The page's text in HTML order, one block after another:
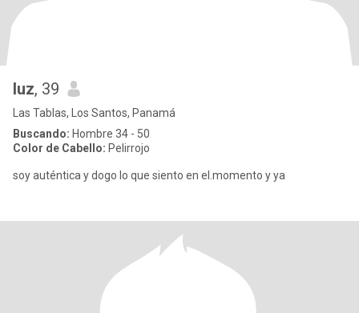
luz, 39
Las Tablas, Los Santos, Panamá
Buscando: Hombre 34 - 50
Color de Cabello: Pelirrojo
soy auténtica y dogo lo que siento en el.momento y ya